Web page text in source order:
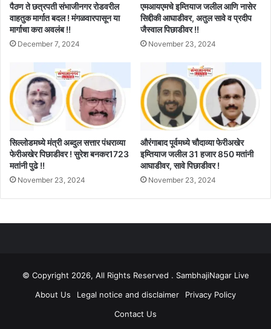
पैठण ते छत्रपती संभाजीनगर रोडवरील
वाहतुक मार्गात बदल ! मंगळवारपासून या
मार्गाचा करा अवलंब !!
December 7, 2024
एमआयएमचे इम्तियाज जलील आणि नासेर
सिद्दीकी आघाडीवर, अतुल सावे व प्रदीप
जैस्वाल पिछाडीवर !!
November 23, 2024
सिल्लोडमध्ये मंत्री अब्दुल सत्तार पंधराव्या
फेरीअखेर पिछाडीवर ! सुरेश बनकर1723
मतांनी पुढे !!
November 23, 2024
औरंगाबाद पूर्वमध्ये चौदाव्या फेरीअखेर
इम्तियाज जलील 31 हजार 850 मतांनी
आघाडीवर, सावे पिछाडीवर !
November 23, 2024
© Copyright 2026, All Rights Reserved . SambhajiNagar Live
About Us
Legal notice and disclaimer
Privacy Policy
Contact Us